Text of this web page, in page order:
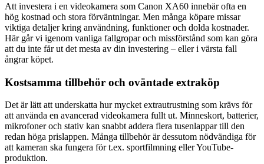
Att investera i en videokamera som Canon XA60 innebär ofta en
hög kostnad och stora förväntningar. Men många köpare missar
viktiga detaljer kring användning, funktioner och dolda kostnader.
Här går vi igenom vanliga fallgropar och missförstånd som kan göra
att du inte får ut det mesta av din investering – eller i värsta fall
ångrar köpet.
Kostsamma tillbehör och oväntade extraköp
Det är lätt att underskatta hur mycket extrautrustning som krävs för
att använda en avancerad videokamera fullt ut. Minneskort, batterier,
mikrofoner och stativ kan snabbt addera flera tusenlappar till den
redan höga prislappen. Många tillbehör är dessutom nödvändiga för
att kameran ska fungera för t.ex. sportfilmning eller YouTube-
produktion.